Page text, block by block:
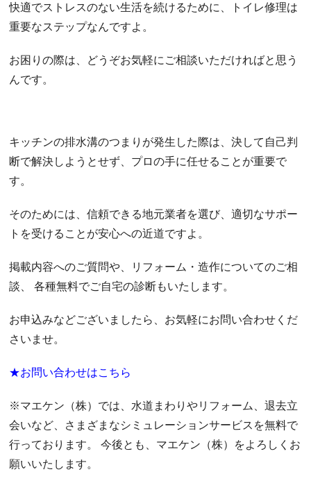
快適でストレスのない生活を続けるために、トイレ修理は
重要なステップなんですよ。
お困りの際は、どうぞお気軽にご相談いただければと思う
んです。
キッチンの排水溝のつまりが発生した際は、決して自己判
断で解決しようとせず、プロの手に任せることが重要で
す。
そのためには、信頼できる地元業者を選び、適切なサポー
トを受けることが安心への近道ですよ。
掲載内容へのご質問や、リフォーム・造作についてのご相
談、 各種無料でご自宅の診断もいたします。
お申込みなどございましたら、お気軽にお問い合わせくだ
さいませ。
★お問い合わせはこちら
※マエケン（株）では、水道まわりやリフォーム、退去立
会いなど、さまざまなシミュレーションサービスを無料で
行っております。 今後とも、マエケン（株）をよろしくお
願いいたします。